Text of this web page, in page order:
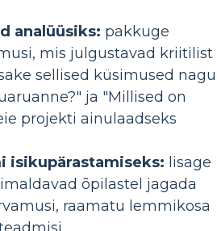
analüüsiks: pakkuge
mis julgustavad kriitilist
sellised küsimused nagu
ja "Millised on
projekti ainulaadseks
isikupärastamiseks: lisage
õpilastel jagada
raamatu lemmikosa